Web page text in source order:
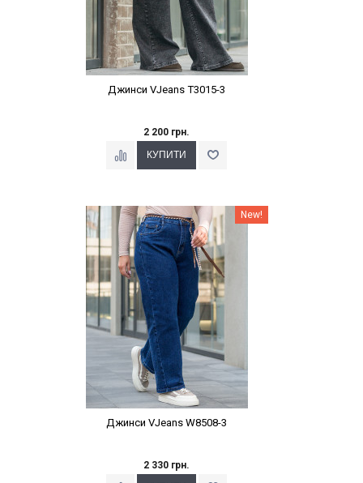
Джинси VJeans T3015-3
2 200 грн.
Наклейки Варіант з % New!
Джинси VJeans W8508-3
2 330 грн.